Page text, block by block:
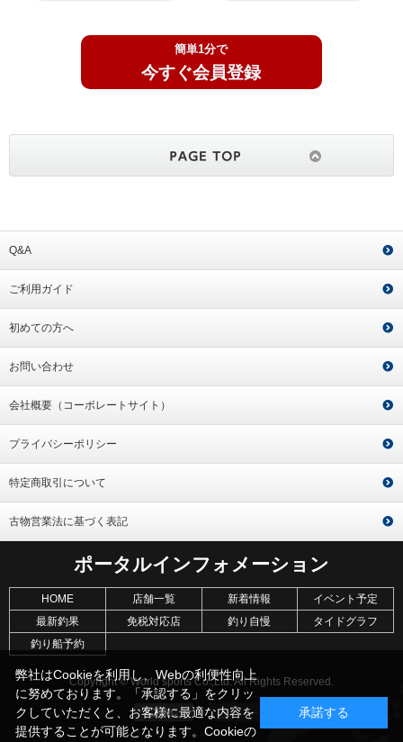
簡単1分で
今すぐ会員登録
Q&A
ご利用ガイド
初めての方へ
お問い合わせ
会社概要（コーポレートサイト）
プライバシーポリシー
特定商取引について
古物営業法に基づく表記
ポータルインフォメーション
HOME 店舗一覧 新着情報
イベント予定
最新釣果
免税対応店 釣り自慢
タイドグラフ
釣り船予約
Copyright © World sports Co.,Ltd. All Rights Reserved.
弊社はCookieを利用し、Webの利便性向上
に努めております。「承認する」をクリッ
クしていただくと、お客様に最適な内容を
提供することが可能となります。Cookieの
承諾する